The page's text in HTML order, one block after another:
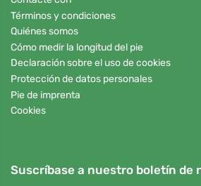
Términos y condiciones
Quiénes somos
Cómo medir la longitud del pie
Declaración sobre el uso de cookies
Protección de datos personales
Pie de imprenta
Cookies
Suscríbase a nuestro boletín de